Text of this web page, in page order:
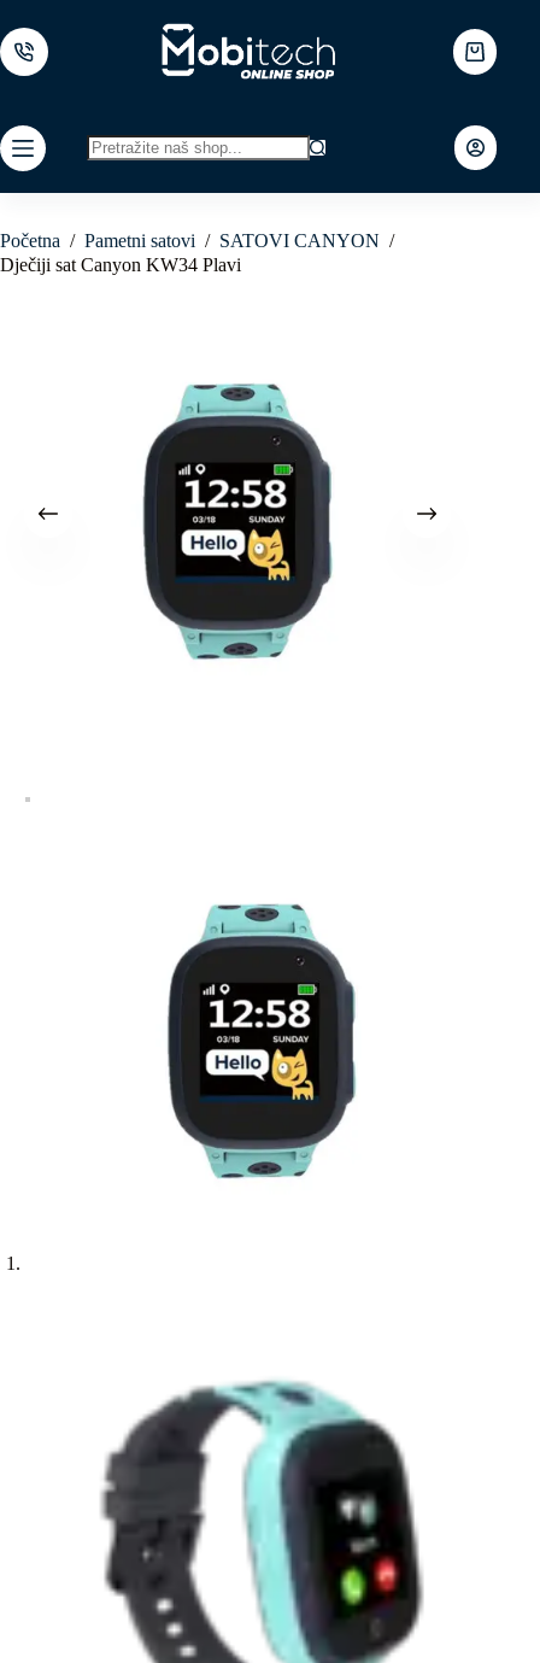
to
content
Shopping
cart
results
Početna / Pametni satovi / SATOVI CANYON /
Dječiji sat Canyon KW34 Plavi